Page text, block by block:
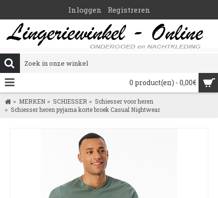
Inloggen Registreren
0 product(en) - 0,00€
MERKEN SCHIESSER
Schiesser voor heren
Schiesser heren pyjama korte broek Casual Nightwear